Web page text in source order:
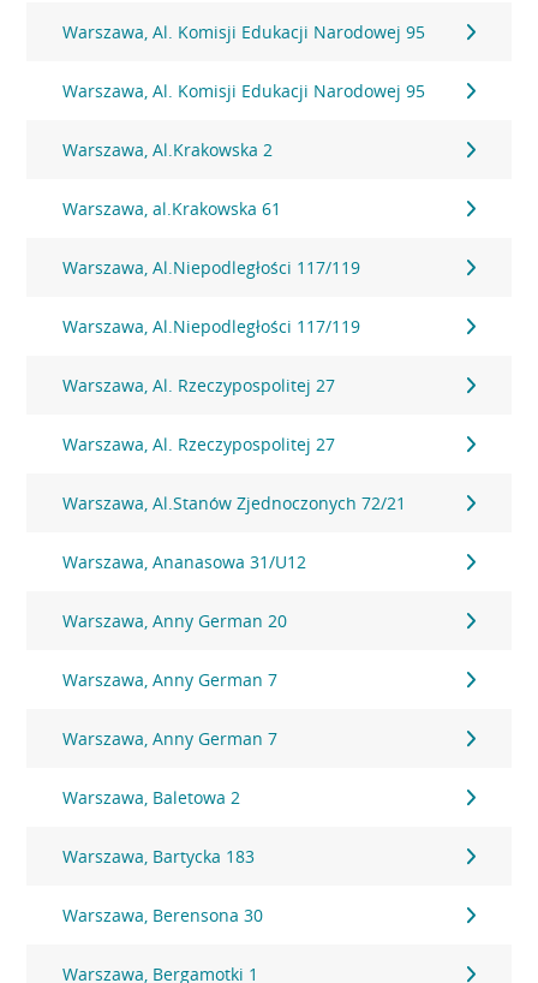
Warszawa, Al. Komisji Edukacji Narodowej 95
Warszawa, Al. Komisji Edukacji Narodowej 95
Warszawa, Al.Krakowska 2
Warszawa, al.Krakowska 61
Warszawa, Al.Niepodległości 117/119
Warszawa, Al.Niepodległości 117/119
Warszawa, Al. Rzeczypospolitej 27
Warszawa, Al. Rzeczypospolitej 27
Warszawa, Al.Stanów Zjednoczonych 72/21
Warszawa, Ananasowa 31/U12
Warszawa, Anny German 20
Warszawa, Anny German 7
Warszawa, Anny German 7
Warszawa, Baletowa 2
Warszawa, Bartycka 183
Warszawa, Berensona 30
Warszawa, Bergamotki 1